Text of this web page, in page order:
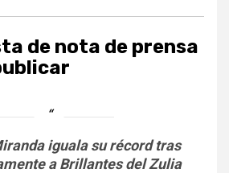
de nota de prensa
iguala su récord tras
a Brillantes del Zulia